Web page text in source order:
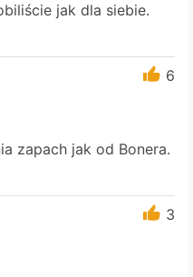
jak dla siebie.
6
zapach jak od Bonera.
3